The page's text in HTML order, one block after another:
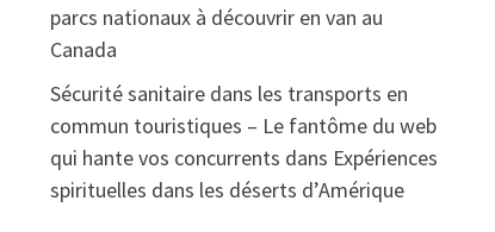
parcs nationaux à découvrir en van au
Canada
Sécurité sanitaire dans les transports en
commun touristiques – Le fantôme du web
qui hante vos concurrents dans Expériences
spirituelles dans les déserts d’Amérique